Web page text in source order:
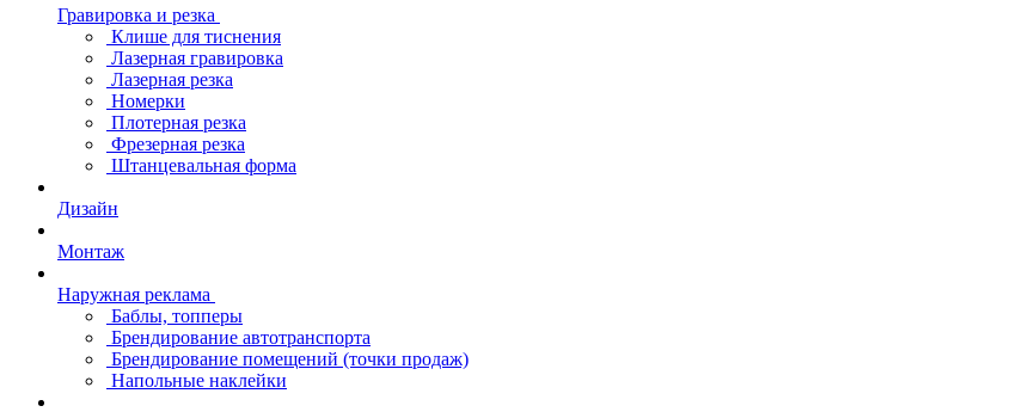
Гравировка и резка
Клише для тиснения
Лазерная гравировка
Лазерная резка
Номерки
Плотерная резка
Фрезерная резка
Штанцевальная форма
Дизайн
Монтаж
Наружная реклама
Баблы, топперы
Брендирование автотранспорта
Брендирование помещений (точки продаж)
Напольные наклейки